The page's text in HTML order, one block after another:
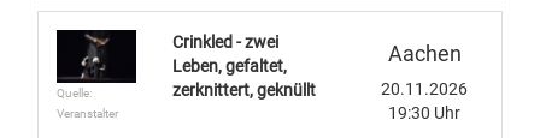
Quelle:
Veranstalter
Crinkled - zwei
Leben, gefaltet,
zerknittert, geknüllt
Aachen
20.11.2026
19:30 Uhr